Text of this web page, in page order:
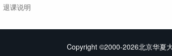
退课说明
Copyright ©2000-2026北京华夏